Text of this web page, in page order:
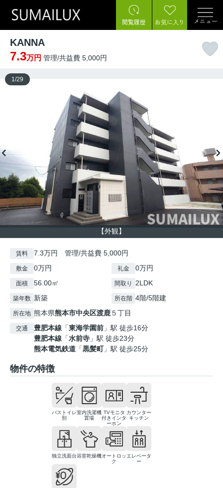
閲覧履歴 お気に入り メニュー
KANNA
7.3万円 管理/共益費 5,000円
【外観】
1 /29
賃料 7.3万円 管理/共益費 5,000円
敷金 0万円 礼金 0万円
面積 56.00㎡ 間取り 2LDK
築年数 新築 所在階 4階/5階建
所在地 熊本県熊本市中央区渡鹿５丁目
交通 豊肥本線 「東海学園前 」駅 徒歩16分
豊肥本線 「水前寺 」駅 徒歩23分
熊本電気鉄道 「黒髪町」駅 徒歩25分
物件の特徴
バストイレ
別
室内洗濯機
置場
TVモニタ
付きインタ
ーホン
カウンター
キッチン
独立洗面台浴室乾燥機オートロッ
ク
エレベータ
ー